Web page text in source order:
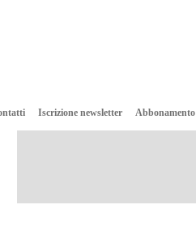
Iscrizione newsletter Abbonamento